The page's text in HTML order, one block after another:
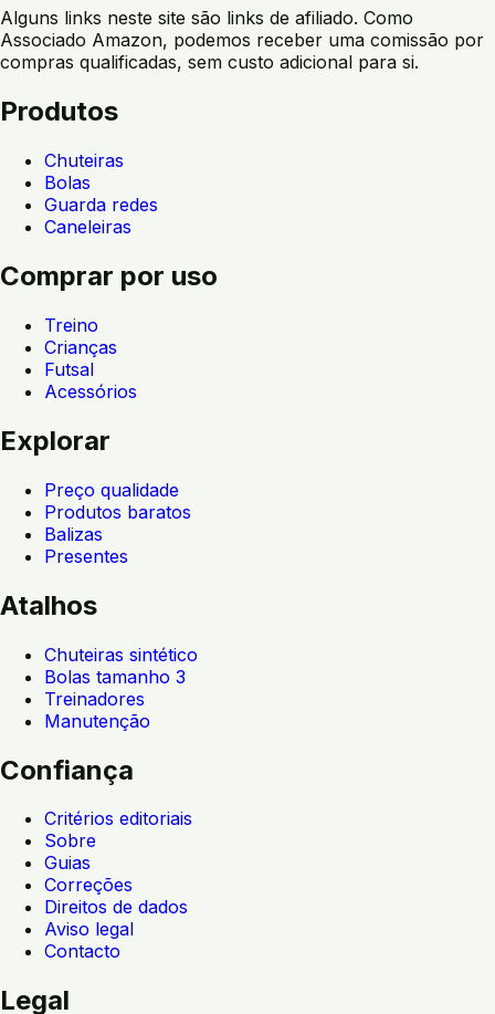
Alguns links neste site são links de afiliado. Como
Associado Amazon, podemos receber uma comissão por
compras qualificadas, sem custo adicional para si.
Produtos
Chuteiras
Bolas
Guarda redes
Caneleiras
Comprar por uso
Treino
Crianças
Futsal
Acessórios
Explorar
Preço qualidade
Produtos baratos
Balizas
Presentes
Atalhos
Chuteiras sintético
Bolas tamanho 3
Treinadores
Manutenção
Confiança
Critérios editoriais
Sobre
Guias
Correções
Direitos de dados
Aviso legal
Contacto
Legal